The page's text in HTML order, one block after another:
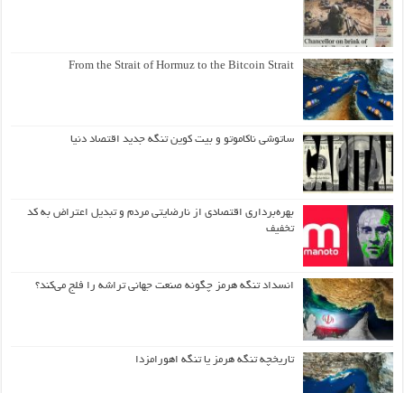
From the Strait of Hormuz to the Bitcoin Strait
ساتوشی ناکاموتو و بیت کوین تنگه جدید اقتصاد دنیا
بهره‌برداری اقتصادی از نارضایتی مردم و تبدیل اعتراض به کد
تخفیف
انسداد تنگه هرمز چگونه صنعت جهانی تراشه را فلج می‌کند؟
تاریخچه تنگه هرمز یا تنگه اهورامزدا